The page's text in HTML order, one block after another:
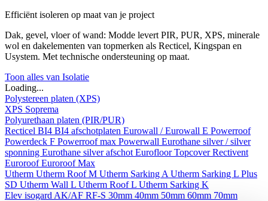
Efficiënt isoleren op maat van je project
Dak, gevel, vloer of wand: Modde levert PIR, PUR, XPS, minerale
wol en dakelementen van topmerken als Recticel, Kingspan en
Usystem. Met technische ondersteuning op maat.
Toon alles van Isolatie
Loading...
Polystereen platen (XPS)
XPS Soprema
Polyurethaan platen (PIR/PUR)
Recticel BI4 BI4 afschotplaten Eurowall / Eurowall E Powerroof
Powerdeck F Powerroof max Powerwall Eurothane silver / silver
sponning Eurothane silver afschot EurofloorTopcoverRectivent
EuroroofEuroroof Max
Utherm Utherm Roof M Utherm Sarking A Utherm Sarking L Plus
SD Utherm Wall L Utherm Roof L Utherm Sarking K
Elev isogard AK/AF RF-S 30mm 40mm 50mm 60mm 70mm